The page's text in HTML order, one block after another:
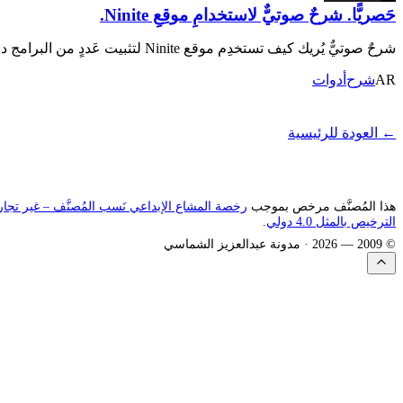
حَصريًّا. شرحٌ صوتيٌّ لاستخدامِ موقِعِ Ninite.
شرحٌ صوتيٌّ يُريك كيف تستخدِم موقع Ninite لتثبيت عَددٍ من البرامج دفعةً واحدة على ويندوز، بَعدَ معاناةٍ طويلةٍ مع التَّثبيت اليدوي.
ARشرح أدوات
← العودة للرئيسية
هذا المُصنَّف مرخص بموجب رخصة المشاع الإبداعي نَسب المُصنَّف – غير
الترخيص بالمثل 4.0 دولي
© 2009 —
2026 · مدونة عبدالعزيز الشماسي